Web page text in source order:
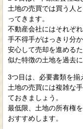
土地の売買では買う人
ってきます。
不動産会社にはそれぞ
手不得手がはっきり分
安心して売却を進める
似た特徴の土地を過去
3つ目は、必要書類を揃
土地の売買には複雑な
ておきましょう。
最低限、土地の所有権
おすすめします。